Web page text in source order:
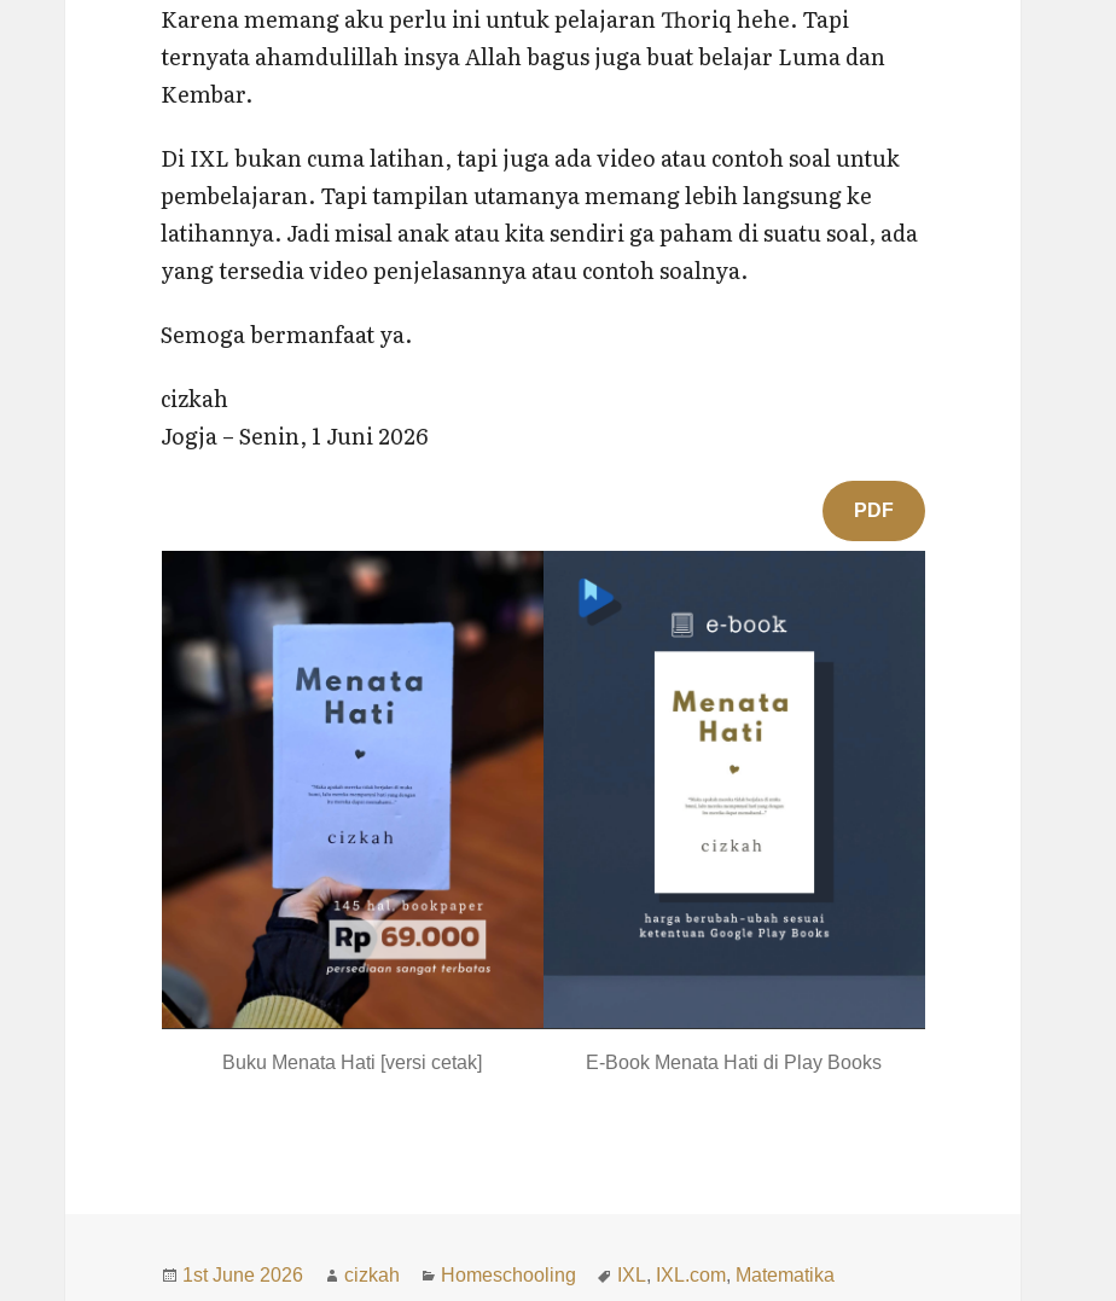
Karena memang aku perlu ini untuk pelajaran Thoriq hehe. Tapi
ternyata ahamdulillah insya Allah bagus juga buat belajar Luma dan
Kembar.
Di IXL bukan cuma latihan, tapi juga ada video atau contoh soal untuk
pembelajaran. Tapi tampilan utamanya memang lebih langsung ke
latihannya. Jadi misal anak atau kita sendiri ga paham di suatu soal, ada
yang tersedia video penjelasannya atau contoh soalnya.
Semoga bermanfaat ya.
cizkah
Jogja – Senin, 1 Juni 2026
PDF
Buku Menata Hati [versi cetak] E-Book Menata Hati di Play Books
Posted
1st June 2026 Author
cizkah Categories
Homeschooling Tags
IXL, IXL.com, Matematika